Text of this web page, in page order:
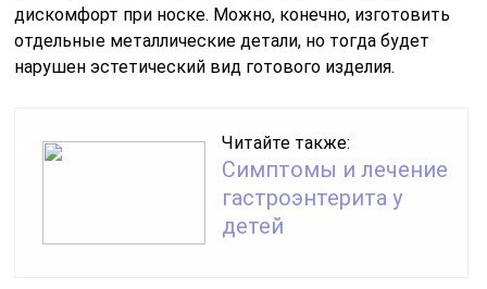
дискомфорт при носке. Можно, конечно, изготовить
отдельные металлические детали, но тогда будет
нарушен эстетический вид готового изделия.
Читайте также:
Симптомы и лечение
гастроэнтерита у
детей